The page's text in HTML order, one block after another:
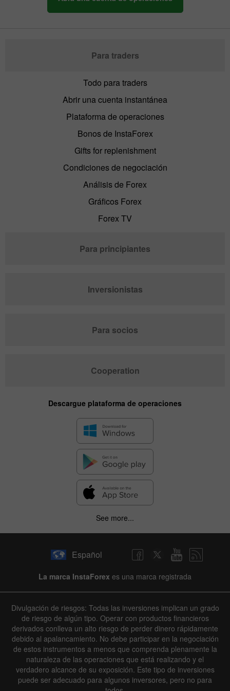
Para traders
Todo para traders
Abrir una cuenta instantánea
Plataforma de operaciones
Bonos de InstaForex
Gifts for replenishment
Condiciones de negociación
Análisis de Forex
Gráficos Forex
Forex TV
Para principiantes
Inversionistas
Para socios
Cooperation
Descargue plataforma de operaciones
See more...
Español
La marca InstaForex es una marca registrada
Divulgación de riesgos: Todas las inversiones implican un grado
de riesgo de algún tipo. Operar con productos financieros
derivados conlleva un alto riesgo de perder dinero rápidamente
debido al apalancamiento. No debe participar en la negociación
de estos instrumentos a menos que comprenda plenamente la
naturaleza de las operaciones que está realizando y el
verdadero alcance de su exposición. Este tipo de inversiones
puede ser adecuado para algunos inversores, pero no para